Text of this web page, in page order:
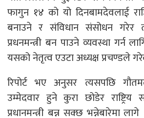
फागुन १४ को यो दिनबामदेवलाई
बनाउने र संविधान संसोधन गरेर
प्रधनमन्त्री बन पाउने व्यवस्था गर्न
यसको नेतृत्व एउटा अध्यक्ष प्रचण्डले
रिपोर्ट भए अनुसर त्यसपछि
उम्मेदवार हुने कुरा छोडेर
प्रधानमन्त्री बन्न सक्छ भन्नेबारेमा